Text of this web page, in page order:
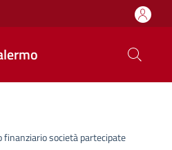
finanziario società partecipate